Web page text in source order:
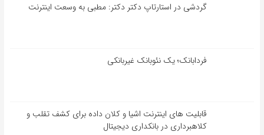
گردشی در استارتاپ دکتر دکتر: مطبی به وسعت اینترنت
فردابانک؛ یک نئوبانک غیربانکی
قابلیت ‏های اینترنت اشیا و کلان‏ داده برای کشف تقلب و
کلاهبرداری در بانکداری دیجیتال